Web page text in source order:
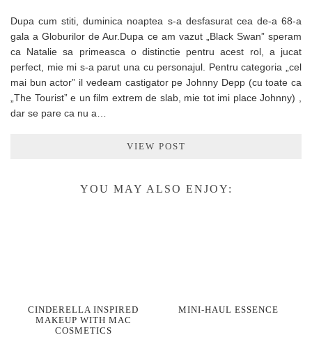
Dupa cum stiti, duminica noaptea s-a desfasurat cea de-a 68-a
gala a Globurilor de Aur.Dupa ce am vazut „Black Swan” speram
ca Natalie sa primeasca o distinctie pentru acest rol, a jucat
perfect, mie mi s-a parut una cu personajul. Pentru categoria „cel
mai bun actor” il vedeam castigator pe Johnny Depp (cu toate ca
„The Tourist” e un film extrem de slab, mie tot imi place Johnny) ,
dar se pare ca nu a…
VIEW POST
YOU MAY ALSO ENJOY:
CINDERELLA INSPIRED
MAKEUP WITH MAC
COSMETICS
MINI-HAUL ESSENCE